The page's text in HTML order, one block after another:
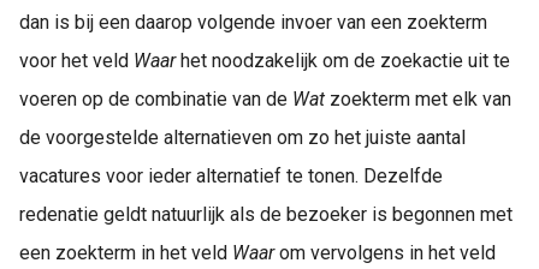
dan is bij een daarop volgende invoer van een zoekterm
voor het veld Waarhet noodzakelijk om de zoekactie uit te
voeren op de combinatie van de Wat zoekterm met elk van
de voorgestelde alternatieven om zo het juiste aantal
vacatures voor ieder alternatief te tonen. Dezelfde
redenatie geldt natuurlijk als de bezoeker is begonnen met
een zoekterm in het veld Waarom vervolgens in het veld